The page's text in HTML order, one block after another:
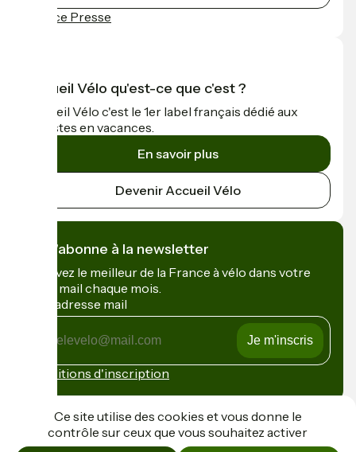
Espace Presse
Accueil Vélo qu'est-ce que c'est ?
Accueil Vélo c'est le 1er label français dédié aux
cyclistes en vacances.
En savoir plus
Devenir Accueil Vélo
Je m'abonne à la newsletter
Recevez le meilleur de la France à vélo dans votre
boîte mail chaque mois.
Mon adresse mail
adresse
Conditions d'inscription
Ce site utilise des cookies et vous donne le
contrôle sur ceux que vous souhaitez activer